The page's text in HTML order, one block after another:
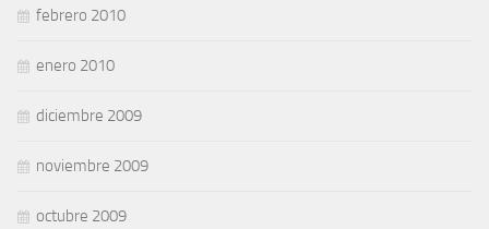
febrero 2010
enero 2010
diciembre 2009
noviembre 2009
octubre 2009